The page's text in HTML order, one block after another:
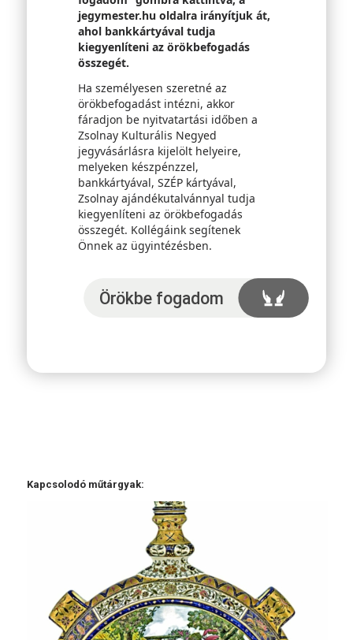
jegymester.hu oldalra irányítjuk át,
ahol bankkártyával tudja
kiegyenlíteni az örökbefogadás
összegét.
Ha személyesen szeretné az
örökbefogadást intézni, akkor
fáradjon be nyitvatartási időben a
Zsolnay Kulturális Negyed
jegyvásárlásra kijelölt helyeire,
melyeken készpénzzel,
bankkártyával, SZÉP kártyával,
Zsolnay ajándékutalvánnyal tudja
kiegyenlíteni az örökbefogadás
összegét. Kollégáink segítenek
Önnek az ügyintézésben.
Örökbefogadom
Kapcsolodó műtárgyak: